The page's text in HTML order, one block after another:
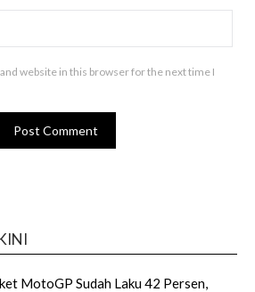
website in this browser for the next time I
MotoGP Sudah Laku 42 Persen,